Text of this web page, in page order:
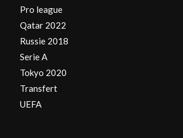
Pro league
Qatar 2022
Russie 2018
Serie A
Tokyo 2020
Transfert
UEFA